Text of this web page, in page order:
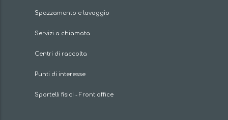
Spazzamento e lavaggio
Servizi a chiamata
Centri di raccolta
Punti di interesse
Sportelli fisici - Front office